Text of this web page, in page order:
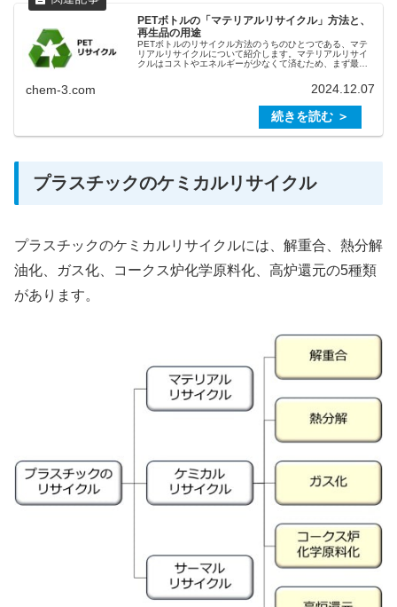
PETボトルの「マテリアルリサイクル」方法と、
再生品の用途
PETボトルのリサイクル方法のうちのひとつである、マテ
リアルリサイクルについて紹介します。マテリアルリサイ
クルはコストやエネルギーが少なくて済むため、まず最初
chem-3.com 2024.12.07
プラスチックのケミカルリサイクル
プラスチックのケミカルリサイクルには、解重合、熱分解
油化、ガス化、コークス炉化学原料化、高炉還元の5種類
があります。